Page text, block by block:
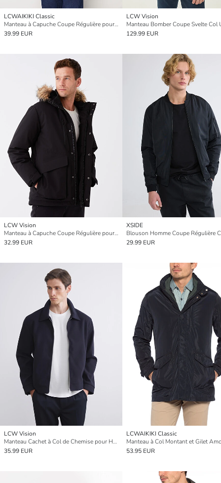
LCWAIKIKI Classic
Manteau à Capuche Coupe Régulière pour Hommes
39.99 EUR
LCW Vision
129.99 EUR
LCW Vision
Manteau à Capuche Coupe Régulière pour Hommes
32.99 EUR
XSIDE
29.99 EUR
LCW Vision
Manteau Cachet à Col de Chemise pour Hommes Coupe Standard
35.99 EUR
LCWAIKIKI Classic
Manteau à Col Montant et Gilet
53.95 EUR